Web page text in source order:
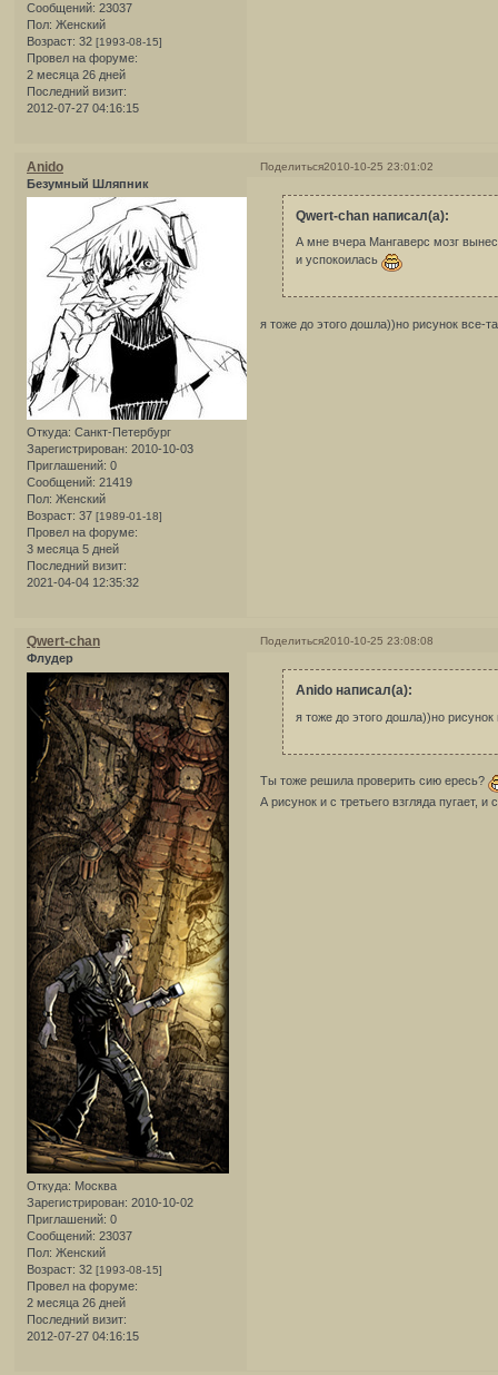
Сообщений: 23037
Пол: Женский
Возраст: 32 [1993-08-15]
Провел на форуме:
2 месяца 26 дней
Последний визит:
2012-07-27 04:16:15
Поделиться2010-10-25 23:01:02
Anido
Безумный Шляпник
Откуда: Санкт-Петербург
Зарегистрирован: 2010-10-03
Приглашений: 0
Сообщений: 21419
Пол: Женский
Возраст: 37 [1989-01-18]
Провел на форуме:
3 месяца 5 дней
Последний визит:
2021-04-04 12:35:32
Qwert-chan написал(а):
А мне вчера Мангаверс мозг
и успокоилась
я тоже до этого дошла))но рисунок все-
Поделиться2010-10-25 23:08:08
Qwert-chan
Флудер
Откуда: Москва
Зарегистрирован: 2010-10-02
Приглашений: 0
Сообщений: 23037
Пол: Женский
Возраст: 32 [1993-08-15]
Провел на форуме:
2 месяца 26 дней
Последний визит:
2012-07-27 04:16:15
Anido написал(а):
я тоже до этого дошла))но рисунок
Ты тоже решила проверить сию ересь?
А рисунок и с третьего взгляда пугает, и